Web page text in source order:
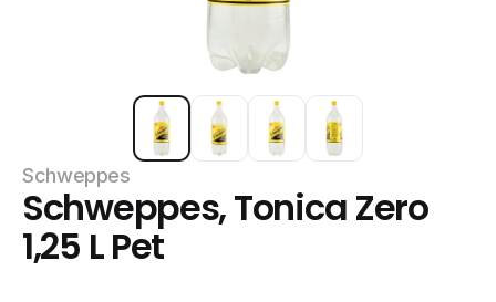
Schweppes
Schweppes, Tonica Zero
1,25 L Pet